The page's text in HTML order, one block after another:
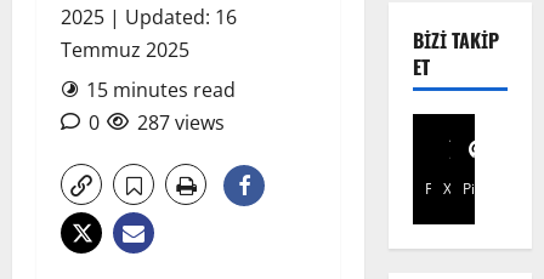
2025 | Updated: 16
Temmuz 2025
15 minutes read
0
287 views
BIZI TAKIP
ET
Facebook
X Pinterest